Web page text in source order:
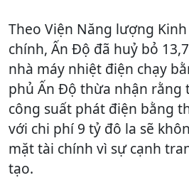
Theo Viện Năng lượng
chính, Ấn Độ đã huỷ bỏ
nhà máy nhiệt điện chạy
phủ Ấn Độ thừa nhận rằng
công suất phát điện bằng
với chi phí 9 tỷ đô la sẽ
mặt tài chính vì sự cạnh
tạo.